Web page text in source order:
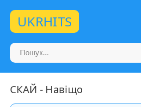
UKRHITS
СКАЙ - Навіщо